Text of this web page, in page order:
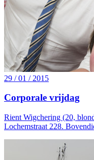
29 / 01 / 2015
Corporale vrijdag
Rient Wigchering (20,
Lochemstraat 228.